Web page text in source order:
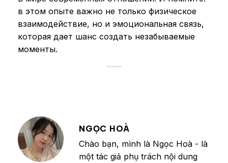
в этом опыте важно не только физическое
взаимодействие, но и эмоциональная связь,
которая дает шанс создать незабываемые
моменты.
NGỌC HOÀ
Chào bạn, mình là Ngọc Hoà - là
một tác giả phụ trách nội dung